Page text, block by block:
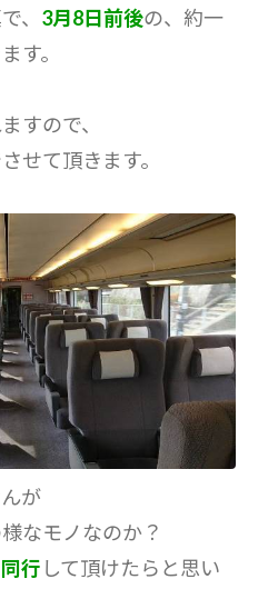
、 3月8日前後の、約一
す。
すので、
せて頂きます。
が
なモノなのか？
同行 して頂けたらと思い